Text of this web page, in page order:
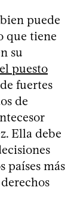
puede
que tiene
su
puesto
fuertes
de
Ella debe
países más